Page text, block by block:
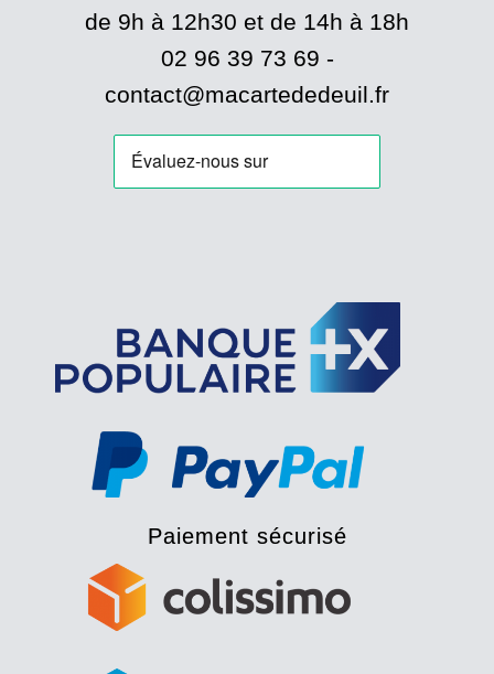
de 9h à 12h30 et de 14h à 18h
02 96 39 73 69 -
contact@macartededeuil.fr
Paiement sécurisé